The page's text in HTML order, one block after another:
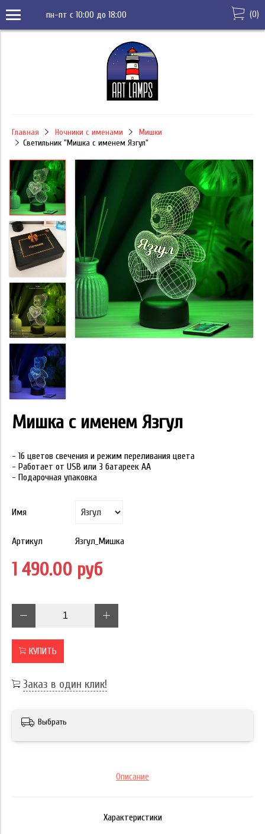
пн-пт с 10:00 до 18:00 (0)
Главная Ночники с именами
Мишки
Светильник "Мишка с именем Язгул"
Мишка с именем Язгул
- 16 цветов свечения и режим переливания цвета
- Работает от USB или 3 батареек АА
- Подарочная упаковка
Имя
Артикул Язгул_Мишка
1 490.00 руб
КУПИТЬ
Заказ в один клик!
Выбрать
Описание
Характеристики